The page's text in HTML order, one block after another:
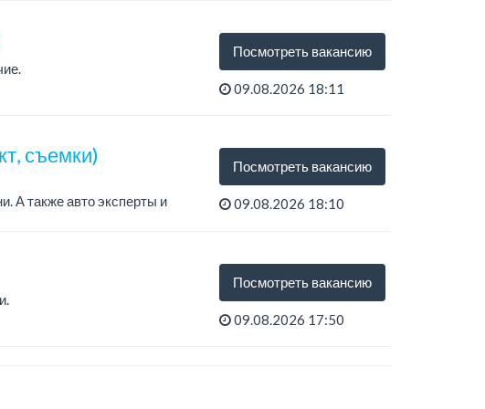
Посмотреть вакансию
09.08.2026 18:11
съемки)
А также авто эксперты и
Посмотреть вакансию
09.08.2026 18:10
Посмотреть вакансию
09.08.2026 17:50